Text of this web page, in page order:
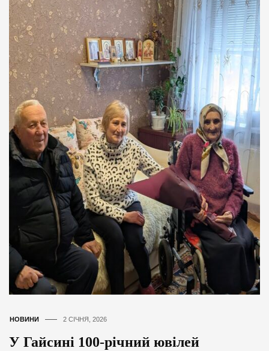
НОВИНИ 2 СІЧНЯ, 2026
У Гайсині 100-річний ювілей